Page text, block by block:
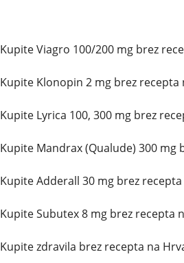
Kupite Viagro 100/200 mg brez
Kupite Klonopin 2 mg brez
Kupite Lyrica 100, 300 mg brez
Kupite Mandrax (Qualude) 300 mg
Kupite Adderall 30 mg brez
Kupite Subutex 8 mg brez recepta
Kupite zdravila brez recepta na